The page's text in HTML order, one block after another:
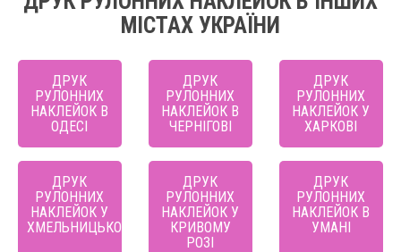
МІСТАХ УКРАЇНИ
ДРУК
РУЛОННИХ
НАКЛЕЙОК В
ОДЕСІ
ДРУК
РУЛОННИХ
НАКЛЕЙОК В
ЧЕРНІГОВІ
ДРУК
РУЛОННИХ
НАКЛЕЙОК У
ХАРКОВІ
ДРУК
РУЛОННИХ
НАКЛЕЙОК У
ХМЕЛЬНИЦЬКОМУ
ДРУК
РУЛОННИХ
НАКЛЕЙОК У
КРИВОМУ
РОЗІ
ДРУК
РУЛОННИХ
НАКЛЕЙОК В
УМАНІ